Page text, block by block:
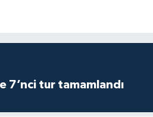
7’nci tur tamamlandı